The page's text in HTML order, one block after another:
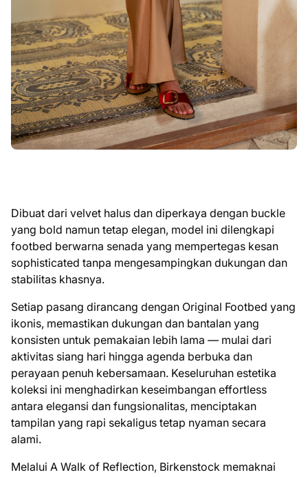
Dibuat dari velvet halus dan diperkaya dengan buckle
yang bold namun tetap elegan, model ini dilengkapi
footbed berwarna senada yang mempertegas kesan
sophisticated tanpa mengesampingkan dukungan dan
stabilitas khasnya.
Setiap pasang dirancang dengan Original Footbed yang
ikonis, memastikan dukungan dan bantalan yang
konsisten untuk pemakaian lebih lama — mulai dari
aktivitas siang hari hingga agenda berbuka dan
perayaan penuh kebersamaan. Keseluruhan estetika
koleksi ini menghadirkan keseimbangan effortless
antara elegansi dan fungsionalitas, menciptakan
tampilan yang rapi sekaligus tetap nyaman secara
alami.
Melalui A Walk of Reflection, Birkenstock memaknai